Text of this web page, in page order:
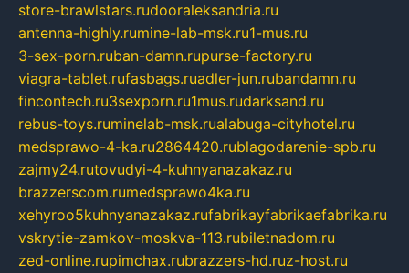
store-brawlstars.rudooraleksandria.ru
antenna-highly.rumine-lab-msk.ru1-mus.ru
3-sex-porn.ruban-damn.rupurse-factory.ru
viagra-tablet.rufasbags.ruadler-jun.rubandamn.ru
fincontech.ru3sexporn.ru1mus.rudarksand.ru
rebus-toys.ruminelab-msk.rualabuga-cityhotel.ru
medsprawo-4-ka.ru2864420.rublagodarenie-spb.ru
zajmy24.rutovudyi-4-kuhnyanazakaz.ru
brazzerscom.rumedsprawo4ka.ru
xehyroo5kuhnyanazakaz.rufabrikayfabrikaefabrika.ru
vskrytie-zamkov-moskva-113.rubiletnadom.ru
zed-online.rupimchax.rubrazzers-hd.ruz-host.ru